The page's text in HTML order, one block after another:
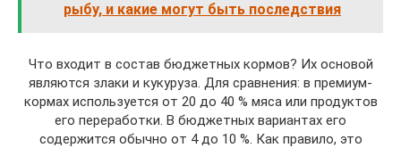
рыбу, и какие могут быть последствия
Что входит в состав бюджетных кормов? Их основой
являются злаки и кукуруза. Для сравнения: в премиум-
кормах используется от 20 до 40 % мяса или продуктов
его переработки. В бюджетных вариантах его
содержится обычно от 4 до 10 %. Как правило, это